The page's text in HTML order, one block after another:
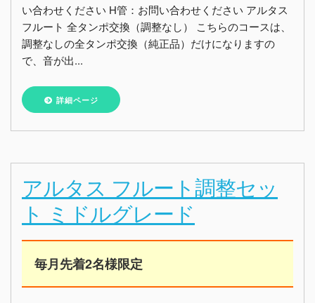
い合わせください H管：お問い合わせください アルタス
フルート 全タンポ交換（調整なし） こちらのコースは、
調整なしの全タンポ交換（純正品）だけになりますの
で、音が出...
詳細ページ
アルタス フルート調整セッ
ト ミドルグレード
毎月先着2名様限定